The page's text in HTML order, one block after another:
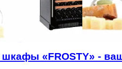
«FROSTY» -